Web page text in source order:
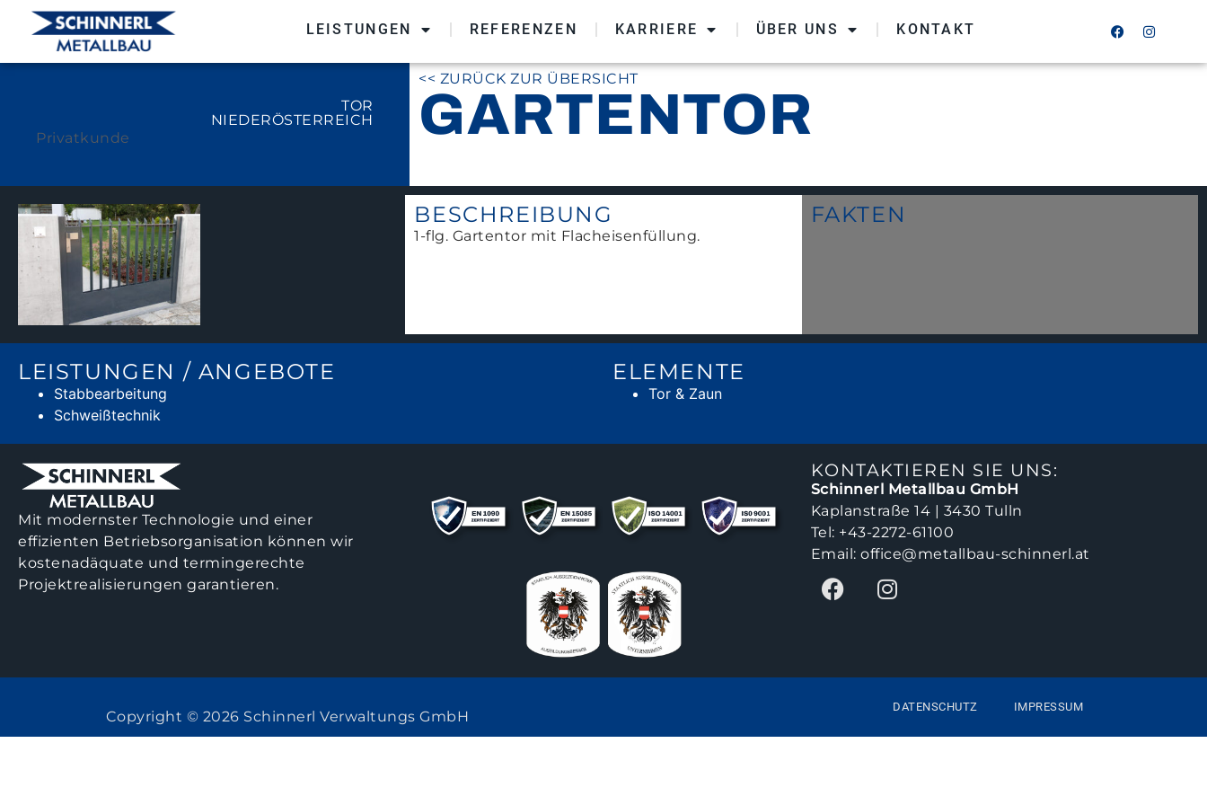
LEISTUNGEN REFERENZEN KARRIERE ÜBER UNS KONTAKT
TOR
NIEDERÖSTERREICH
Privatkunde
<< ZURÜCK ZUR ÜBERSICHT
GARTENTOR
BESCHREIBUNG
1-flg. Gartentor mit Flacheisenfüllung.
FAKTEN
LEISTUNGEN / ANGEBOTE
Stabbearbeitung
Schweißtechnik
ELEMENTE
Tor & Zaun
Mit modernster Technologie und einer
effizienten Betriebsorganisation können wir
kostenadäquate und termingerechte
Projektrealisierungen garantieren.
KONTAKTIEREN SIE UNS:
Schinnerl Metallbau GmbH
Kaplanstraße 14 | 3430 Tulln
Tel: +43-2272-61100
Email:office@metallbau-schinnerl.at
Copyright © 2026 Schinnerl Verwaltungs GmbH
DATENSCHUTZ IMPRESSUM